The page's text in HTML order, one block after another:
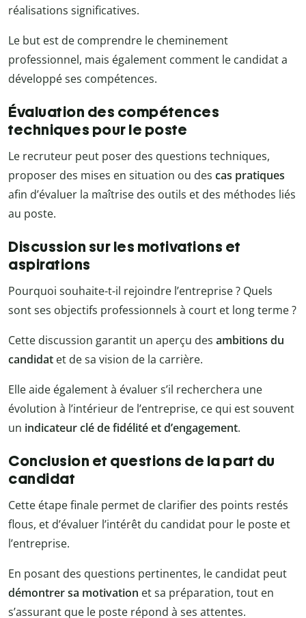
réalisations significatives.
Le but est de comprendre le cheminement
professionnel, mais également comment le candidat a
développé ses compétences.
Évaluation des compétences
techniques pour le poste
Le recruteur peut poser des questions techniques,
proposer des mises en situation ou des cas pratiques
afin d’évaluer la maîtrise des outils et des méthodes liés
au poste.
Discussion sur les motivations et
aspirations
Pourquoi souhaite-t-il rejoindre l’entreprise ? Quels
sont ses objectifs professionnels à court et long terme ?
Cette discussion garantit un aperçu des ambitions du
candidat et de sa vision de la carrière.
Elle aide également à évaluer s’il recherchera une
évolution à l’intérieur de l’entreprise, ce qui est souvent
un indicateur clé de fidélité et d’engagement.
Conclusion et questions de la part du
candidat
Cette étape finale permet de clarifier des points restés
flous, et d’évaluer l’intérêt du candidat pour le poste et
l’entreprise.
En posant des questions pertinentes, le candidat peut
démontrer sa motivation et sa préparation, tout en
s’assurant que le poste répond à ses attentes.